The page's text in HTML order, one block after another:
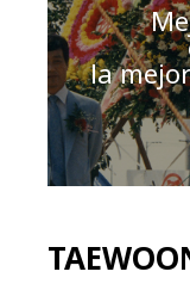
la